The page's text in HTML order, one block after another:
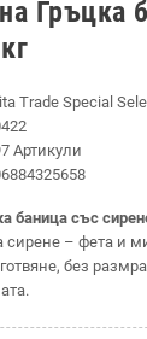
Гръцка
Trade Special
Артикули
баница със
сирене – фета и
без